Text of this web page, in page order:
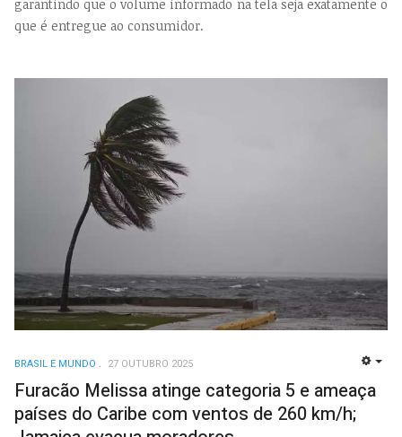
garantindo que o volume informado na tela seja exatamente o
que é entregue ao consumidor.
BRASIL E MUNDO 27 OUTUBRO 2025
Furacão Melissa atinge categoria 5 e ameaça
países do Caribe com ventos de 260 km/h;